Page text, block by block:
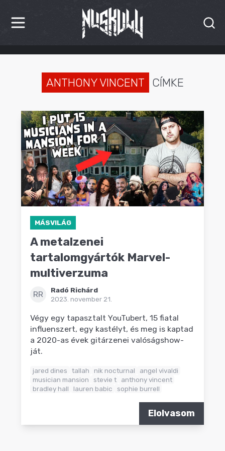
HÍREK
KRITIKÁK
INTERJÚK
PREMIEREK
KULT
MÁSVILÁG
BLOG
ANTHONY VINCENT CÍMKE
MÁSVILÁG
A metalzenei
tartalomgyártók Marvel-
multiverzuma
RR
Radó Richárd
2023. november 21.
Végy egy tapasztalt YouTubert, 15 fiatal
influenszert, egy kastélyt, és meg is kaptad
a 2020-as évek gitárzenei valóságshow-
ját.
jared dines tallah nik nocturnal
angel vivaldi
musician mansion
stevie t
anthony vincent
bradley hall
lauren babic sophie burrell
Elolvasom